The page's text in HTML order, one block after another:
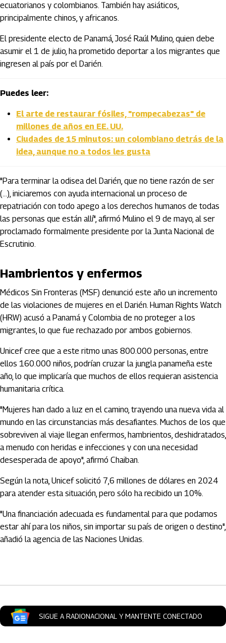
ecuatorianos y colombianos. También hay asiáticos,
principalmente chinos, y africanos.
El presidente electo de Panamá, José Raúl Mulino, quien debe
asumir el 1 de julio, ha prometido deportar a los migrantes que
ingresen al país por el Darién.
Puedes leer:
El arte de restaurar fósiles, "rompecabezas" de
millones de años en EE. UU.
Ciudades de 15 minutos: un colombiano detrás de la
idea, aunque no a todos les gusta
"Para terminar la odisea del Darién, que no tiene razón de ser
(...), iniciaremos con ayuda internacional un proceso de
repatriación con todo apego a los derechos humanos de todas
las personas que están allí", afirmó Mulino el 9 de mayo, al ser
proclamado formalmente presidente por la Junta Nacional de
Escrutinio.
Hambrientos y enfermos
Médicos Sin Fronteras (MSF) denunció este año un incremento
de las violaciones de mujeres en el Darién. Human Rights Watch
(HRW) acusó a Panamá y Colombia de no proteger a los
migrantes, lo que fue rechazado por ambos gobiernos.
Unicef cree que a este ritmo unas 800.000 personas, entre
ellos 160.000 niños, podrían cruzar la jungla panameña este
año, lo que implicaría que muchos de ellos requieran asistencia
humanitaria crítica.
"Mujeres han dado a luz en el camino, trayendo una nueva vida al
mundo en las circunstancias más desafiantes. Muchos de los que
sobreviven al viaje llegan enfermos, hambrientos, deshidratados,
a menudo con heridas e infecciones y con una necesidad
desesperada de apoyo", afirmó Chaiban.
Según la nota, Unicef solicitó 7,6 millones de dólares en 2024
para atender esta situación, pero sólo ha recibido un 10%.
"Una financiación adecuada es fundamental para que podamos
estar ahí para los niños, sin importar su país de origen o destino",
añadió la agencia de las Naciones Unidas.
SIGUE A RADIONACIONAL Y MANTENTE CONECTADO